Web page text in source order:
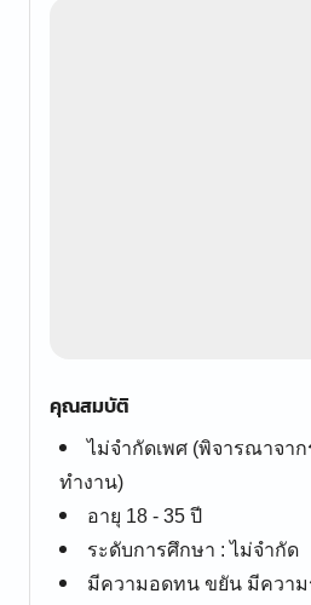
คุณสมบัติ
ไม่จำกัดเพศ (พิจารณาจาก
ทำงาน)
อายุ 18 - 35 ปี
ระดับการศึกษา : ไม่จำกัด
มีความอดทน ขยัน มีควา